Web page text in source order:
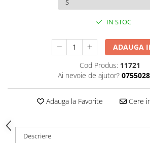
IN STOC
ADAUGA
Cod Produs: 11721
Ai nevoie de ajutor?
Adauga la Favorite Cere
Descriere